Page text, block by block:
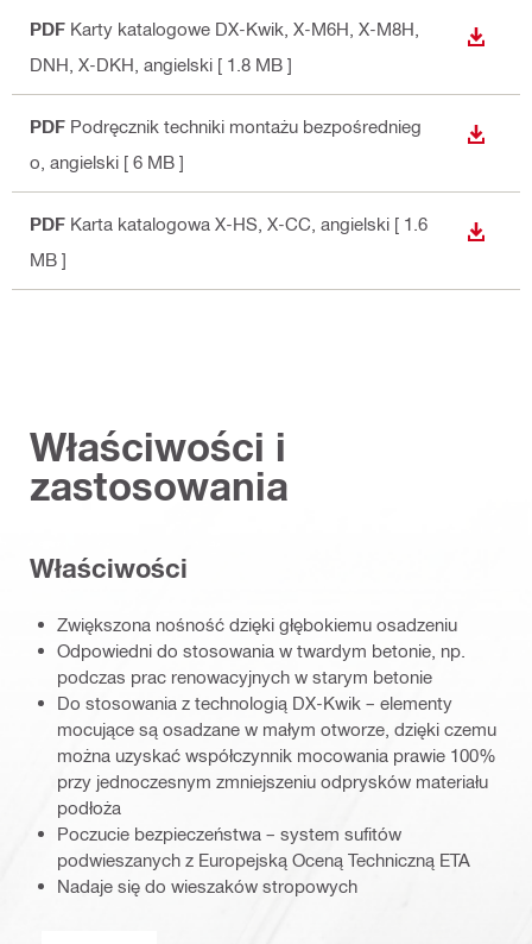
PDF Karty katalogowe DX-Kwik, X-M6H, X-M8H,
DNH, X-DKH , angielski [ 1.8 MB ]
PDF Podręcznik techniki montażu bezpośrednieg
o , angielski [ 6 MB ]
PDF Karta katalogowa X-HS, X-CC , angielski [ 1.6
MB ]
Właściwości i
zastosowania
Właściwości
Zwiększona nośność dzięki głębokiemu osadzeniu
Odpowiedni do stosowania w twardym betonie, np.
podczas prac renowacyjnych w starym betonie
Do stosowania z technologią DX-Kwik – elementy
mocujące są osadzane w małym otworze, dzięki czemu
można uzyskać współczynnik mocowania prawie 100%
przy jednoczesnym zmniejszeniu odprysków materiału
podłoża
Poczucie bezpieczeństwa – system sufitów
podwieszanych z Europejską Oceną Techniczną ETA
Nadaje się do wieszaków stropowych